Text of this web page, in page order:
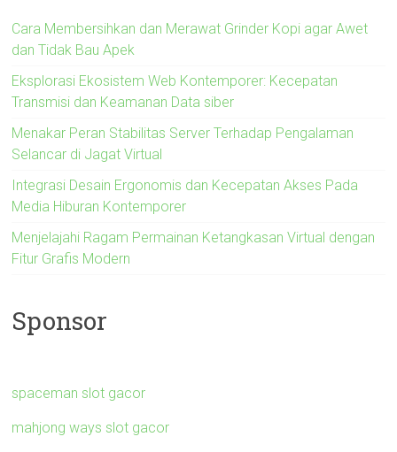
Cara Membersihkan dan Merawat Grinder Kopi agar Awet
dan Tidak Bau Apek
Eksplorasi Ekosistem Web Kontemporer: Kecepatan
Transmisi dan Keamanan Data siber
Menakar Peran Stabilitas Server Terhadap Pengalaman
Selancar di Jagat Virtual
Integrasi Desain Ergonomis dan Kecepatan Akses Pada
Media Hiburan Kontemporer
Menjelajahi Ragam Permainan Ketangkasan Virtual dengan
Fitur Grafis Modern
Sponsor
spaceman slot gacor
mahjong ways slot gacor